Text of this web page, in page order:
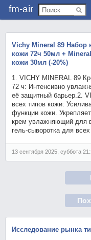
fm-air
Vichy Mineral 89 Набор
кожи 72ч 50мл +
кожи 30мл (-20%)
1. VICHY MINERAL 89
72 ч: Интенсивно
её защитный барьер.2.
всех типов кожи:
функции кожи.
крем увлажняющий для
гель-сыворотка для
13 сентября 2025, суббота
Исследование рынка